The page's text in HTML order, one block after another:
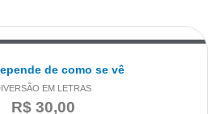
de como se vê
EM LETRAS
R$30,00